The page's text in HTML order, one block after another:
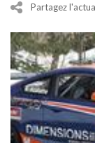
Partagez